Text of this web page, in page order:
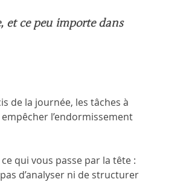
et ce peu importe dans
de la journée, les tâches à
l’endormissement
qui vous passe par la tête :
d’analyser ni de structurer